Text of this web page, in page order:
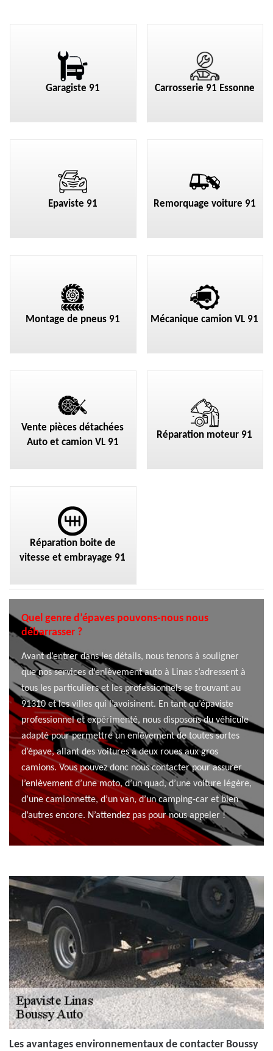
Garagiste 91 Carrosserie 91 Essonne
Epaviste 91 Remorquage voiture 91
Montage de pneus 91 Mécanique camion VL 91
Vente pièces détachées
Auto et camion VL 91
Réparation moteur 91
Réparation boite de
vitesse et embrayage 91
Quel genre d’épaves pouvons-nous nous
débarrasser ?
Avant d’entrer dans les détails, nous tenons à souligner
que nos services d’enlèvement auto à Linas s’adressent à
tous les particuliers et les professionnels se trouvant au
91310 et les villes qui l’avoisinent. En tant qu’épaviste
professionnel et expérimenté, nous disposons du véhicule
adapté pour permettre un enlèvement de toutes sortes
d’épave, allant des voitures à deux roues aux gros
camions. Vous pouvez donc nous contacter pour assurer
l’enlèvement d’une moto, d’un quad, d’une voiture légère,
d’une camionnette, d’un van, d’un camping-car et bien
d’autres encore. N’attendez pas pour nous appeler !
Les avantages environnementaux de contacter Boussy